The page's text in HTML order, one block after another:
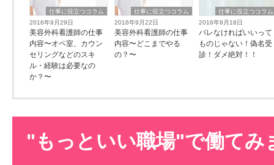
仕事に役立つコラム
2016年9月29日
美容外科看護師の仕事
内容〜オペ室、カウン
セリングなどのスキ
ル・経験は必要なの
か？〜
仕事に役立つコラム
2016年9月22日
美容外科看護師の仕事
内容〜どこまでやる
の？〜
仕事に役立つコラム
2016年9月18日
バレなければいいって
ものじゃない！偽名受
診！ダメ絶対！！
"もっといい職場"で働てみ